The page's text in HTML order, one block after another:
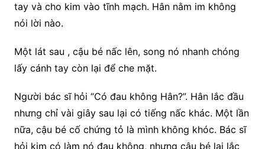
tay và cho kim vào tĩnh mạch. Hân nằm im không
nói lời nào.
Một lát sau , cậu bé nấc lên, song nó nhanh chóng
lấy cánh tay còn lại để che mặt.
Người bác sĩ hỏi “Có đau không Hân?”. Hân lắc đầu
nhưng chỉ vài giây sau lại có tiếng nấc khác. Một lần
nữa, cậu bé cố chứng tỏ là mình không khóc. Bác sĩ
hỏi kim có làm nó đau không, nhưng cậu bé lại lắc